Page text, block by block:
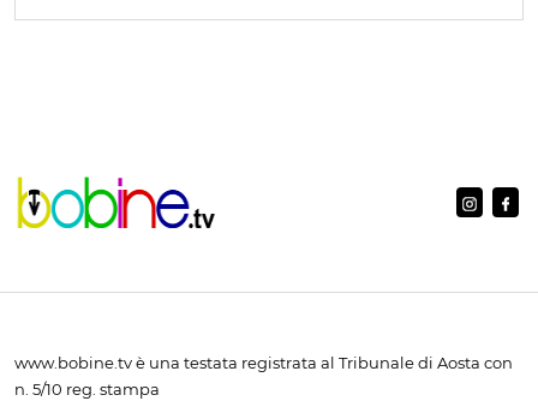
www.bobine.tv è una testata registrata al Tribunale di Aosta con
n. 5/10 reg. stampa